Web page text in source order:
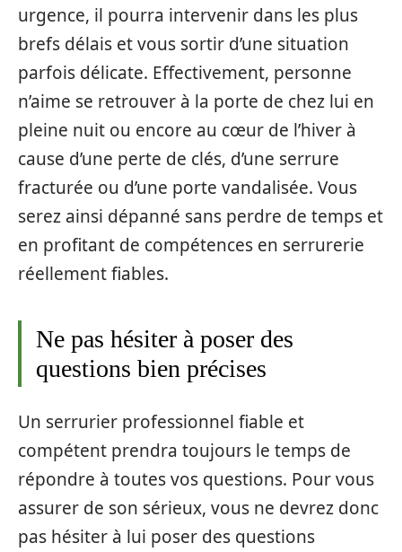
urgence, il pourra intervenir dans les plus
brefs délais et vous sortir d’une situation
parfois délicate. Effectivement, personne
n’aime se retrouver à la porte de chez lui en
pleine nuit ou encore au cœur de l’hiver à
cause d’une perte de clés, d’une serrure
fracturée ou d’une porte vandalisée. Vous
serez ainsi dépanné sans perdre de temps et
en profitant de compétences en serrurerie
réellement fiables.
Ne pas hésiter à poser des
questions bien précises
Un serrurier professionnel fiable et
compétent prendra toujours le temps de
répondre à toutes vos questions. Pour vous
assurer de son sérieux, vous ne devrez donc
pas hésiter à lui poser des questions